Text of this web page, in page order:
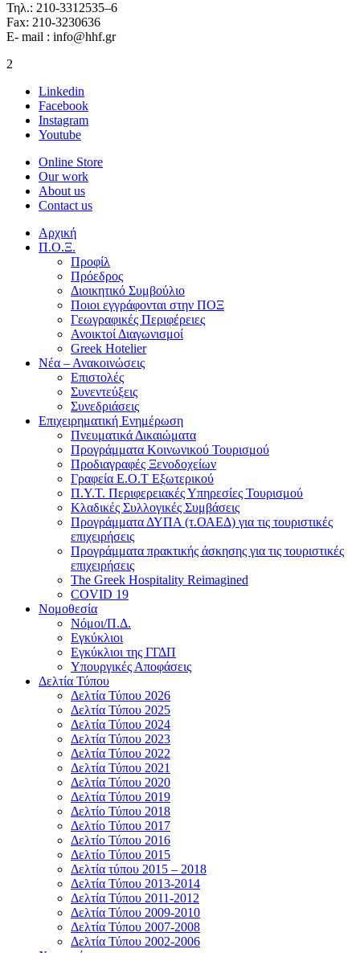
Τηλ.: 210-3312535–6
Fax: 210-3230636
E- mail : info@hhf.gr
2
Linkedin
Facebook
Instagram
Youtube
Online Store
Our work
About us
Contact us
Αρχική
Π.Ο.Ξ.
Προφίλ
Πρόεδρος
Διοικητικό Συμβούλιο
Ποιοι εγγράφονται στην ΠΟΞ
Γεωγραφικές Περιφέρειες
Ανοικτοί Διαγωνισμoί
Greek Hotelier
Νέα – Ανακοινώσεις
Επιστολές
Συνεντεύξεις
Συνεδριάσεις
Επιχειρηματική Ενημέρωση
Πνευματικά Δικαιώματα
Προγράμματα Κοινωνικού Τουρισμού
Προδιαγραφές Ξενοδοχείων
Γραφεία Ε.Ο.Τ Εξωτερικού
Π.Υ.Τ. Περιφερειακές Υπηρεσίες Τουρισμού
Κλαδικές Συλλογικές Συμβάσεις
Προγράμματα ΔΥΠΑ (τ.ΟΑΕΔ) για τις τουριστικές
επιχειρήσεις
Προγράμματα πρακτικής άσκησης για τις τουριστικές
επιχειρήσεις
The Greek Hospitality Reimagined
COVID 19
Νομοθεσία
Νόμοι/Π.Δ.
Εγκύκλιοι
Εγκύκλιοι της ΓΓΔΠ
Υπουργικές Αποφάσεις
Δελτία Τύπου
Δελτία Τύπου 2026
Δελτία Τύπου 2025
Δελτία Τύπου 2024
Δελτία Τύπου 2023
Δελτία Τύπου 2022
Δελτία Τύπου 2021
Δελτία Τύπου 2020
Δελτία Τύπου 2019
Δελτίο Τύπου 2018
Δελτίο Τύπου 2017
Δελτίο Τύπου 2016
Δελτίο Τύπου 2015
Δελτία τύπου 2015 – 2018
Δελτία Τύπου 2013-2014
Δελτία Τύπου 2011-2012
Δελτία Τύπου 2009-2010
Δελτία Τύπου 2007-2008
Δελτία Τύπου 2002-2006